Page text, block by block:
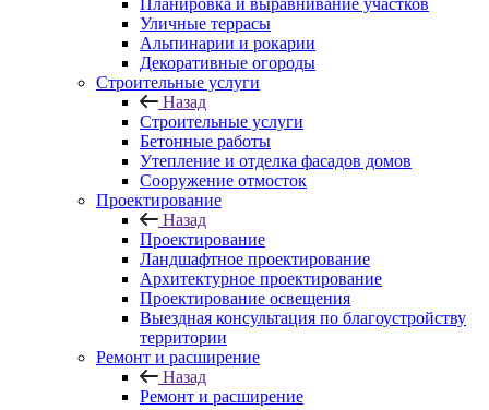
Планировка и выравнивание участков
Уличные террасы
Альпинарии и рокарии
Декоративные огороды
Строительные услуги
Назад
Строительные услуги
Бетонные работы
Утепление и отделка фасадов домов
Сооружение отмосток
Проектирование
Назад
Проектирование
Ландшафтное проектирование
Архитектурное проектирование
Проектирование освещения
Выездная консультация по благоустройству
территории
Ремонт и расширение
Назад
Ремонт и расширение